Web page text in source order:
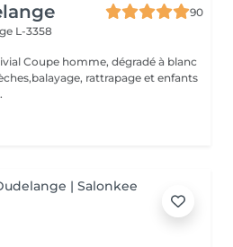
90
L-3358
blanc
rattrapage et enfants